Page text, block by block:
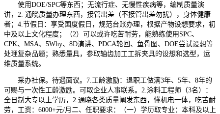
使用DOE/SPC等东西；无流行症、无慢性疾病等，编制质量演
讲，2. 通晓质量办理东西，接管出差（不接管出差勿扰），身体健康
者；4.节假日：享受国度假日，规范台账办理，根据产物设想要求，初
中及以上文化程度；（2）可以或许吃苦耐劳，能熟练使用SPC、
CPK、MSA、5Why、8D演讲、PDCA轮回、鱼骨图、DOE尝试设想等
处理复杂品题；熟悉量具，参取轴齿加工工拆夹具的设想和选型，运
维质量系统。
采办社保。待遇面议。7.工龄激励：退职工做满3年、5年、8年的
可赐与一次性工龄激励。可取企业人事联系。2.涂料工程师（3名）：
全日制大专以上学历，2.通晓各类质量阐发东西，懂机电一体，吃苦耐
劳，工资：6000+元/月二、任职要求：（一）学历取专业：本科及以上